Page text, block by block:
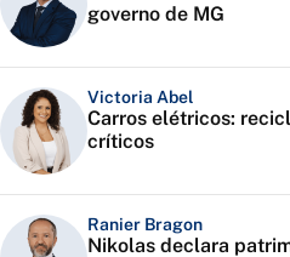
governo de MG
Victoria Abel
Carros elétricos:
críticos
Ranier Bragon
Nikolas declara